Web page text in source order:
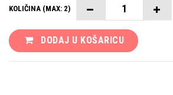
KOLIČINA (MAX: 2)
DODAJ U KOŠARICU